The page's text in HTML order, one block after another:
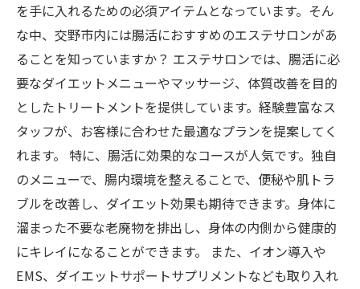
を手に入れるための必須アイテムとなっています。そん
な中、交野市内には腸活におすすめのエステサロンがあ
ることを知っていますか？ エステサロンでは、腸活に必
要なダイエットメニューやマッサージ、体質改善を目的
としたトリートメントを提供しています。経験豊富なス
タッフが、お客様に合わせた最適なプランを提案してく
れます。 特に、腸活に効果的なコースが人気です。独自
のメニューで、腸内環境を整えることで、便秘や肌トラ
ブルを改善し、ダイエット効果も期待できます。身体に
溜まった不要な老廃物を排出し、身体の内側から健康的
にキレイになることができます。 また、イオン導入や
EMS、ダイエットサポートサプリメントなども取り入れ